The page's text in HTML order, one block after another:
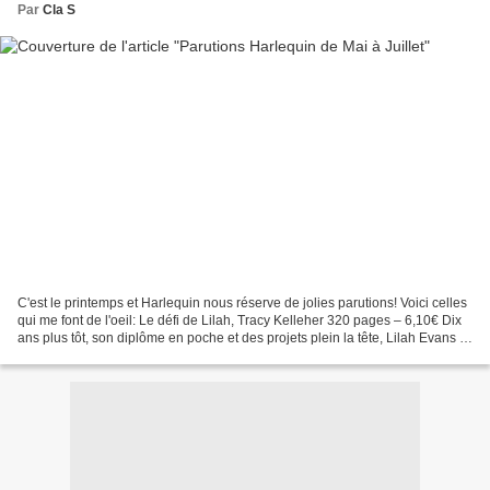
Par Cla S
C'est le printemps et Harlequin nous réserve de jolies parutions! Voici celles
qui me font de l'oeil: Le défi de Lilah, Tracy Kelleher 320 pages – 6,10€ Dix
ans plus tôt, son diplôme en poche et des projets plein la tête, Lilah Evans a